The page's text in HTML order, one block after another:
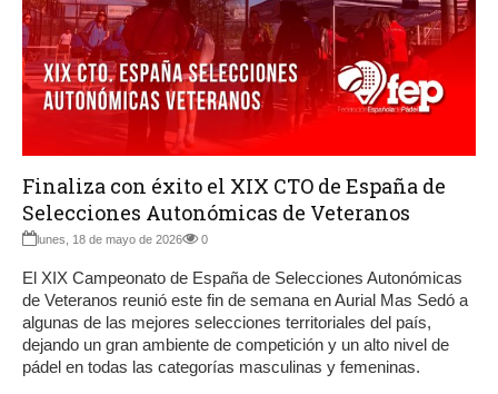
Finaliza con éxito el XIX CTO de España de
Selecciones Autonómicas de Veteranos
lunes, 18 de mayo de 2026 0
El XIX Campeonato de España de Selecciones Autonómicas
de Veteranos reunió este fin de semana en Aurial Mas Sedó a
algunas de las mejores selecciones territoriales del país,
dejando un gran ambiente de competición y un alto nivel de
pádel en todas las categorías masculinas y femeninas.